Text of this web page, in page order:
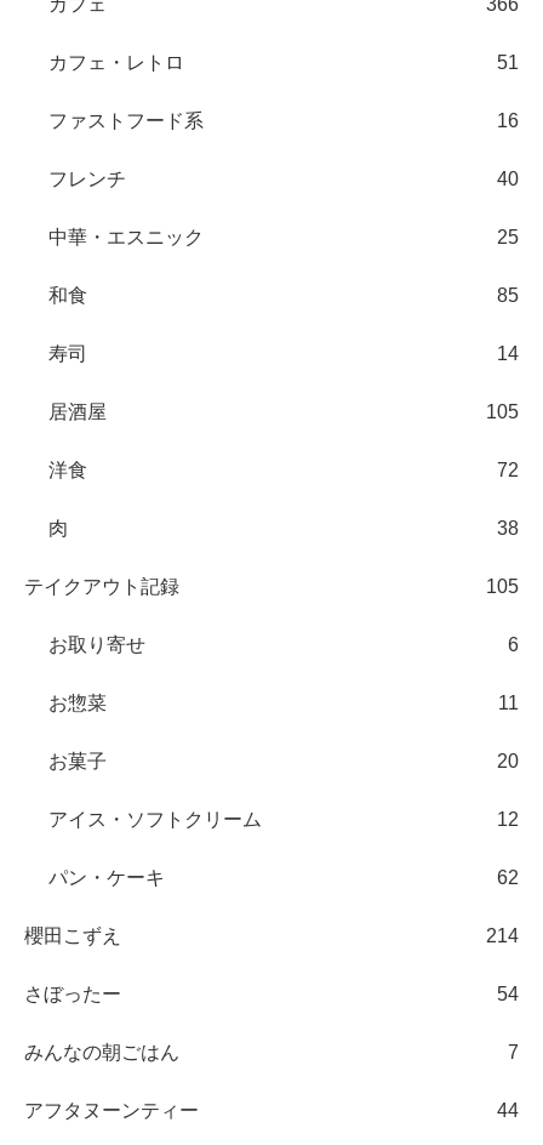
カフェ 366
カフェ・レトロ 51
ファストフード系 16
フレンチ 40
中華・エスニック 25
和食 85
寿司 14
居酒屋 105
洋食 72
肉 38
テイクアウト記録 105
お取り寄せ 6
お惣菜 11
お菓子 20
アイス・ソフトクリーム 12
パン・ケーキ 62
櫻田こずえ 214
さぼったー 54
みんなの朝ごはん 7
アフタヌーンティー 44